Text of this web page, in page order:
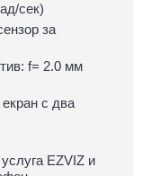
сек)
за
f= 2.0 мм
с два
EZVIZ и